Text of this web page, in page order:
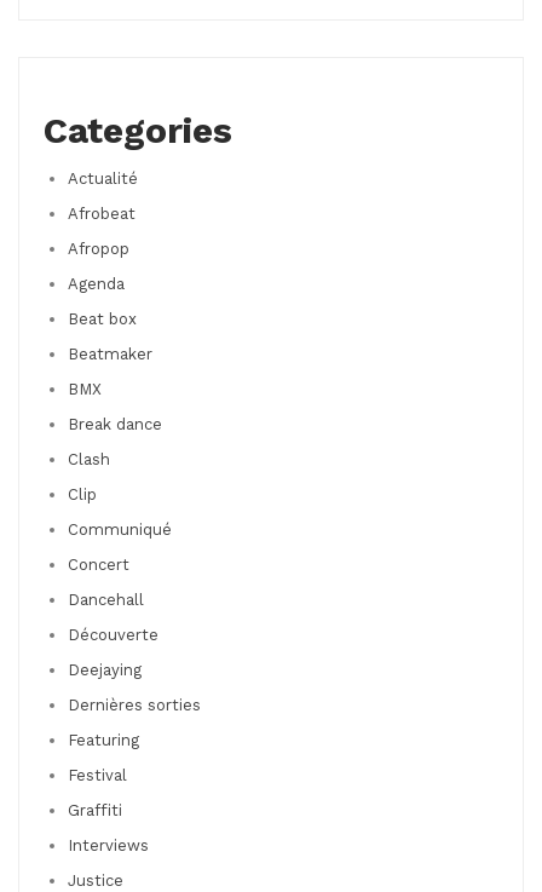
Categories
Actualité
Afrobeat
Afropop
Agenda
Beat box
Beatmaker
BMX
Break dance
Clash
Clip
Communiqué
Concert
Dancehall
Découverte
Deejaying
Dernières sorties
Featuring
Festival
Graffiti
Interviews
Justice